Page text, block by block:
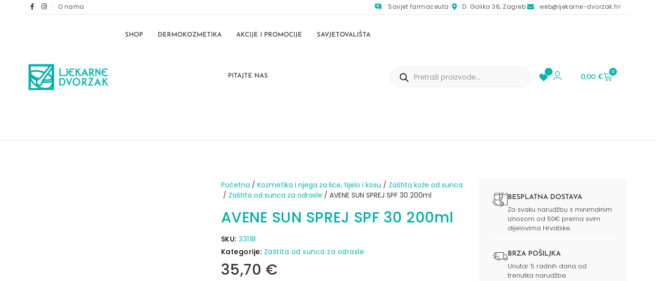
O nama Savjet farmaceuta D. Golika 36, Zagreb web@ljekarne-dvorzak.hr
SHOP DERMOKOZMETIKA AKCIJE I PROMOCIJE SAVJETOVALIŠTA
PITAJTE NAS 0,00€
0
Početna / Kozmetika i njega za lice, tijelo i kosu / Zaštita kože od sunca​
/ Zaštita od sunca za odrasle / AVENE SUN SPREJ SPF 30 200ml
AVENE SUN SPREJ SPF 30 200ml
SKU: 33118
Kategorije: Zaštita od sunca za odrasle
35,70 €
BESPLATNA DOSTAVA
Za svaku narudžbu s minimalnim
iznosom od 50€ prema svim
dijelovima Hrvatske.
BRZA POŠILJKA
Unutar 5 radnih dana od
trenutka narudžbe.